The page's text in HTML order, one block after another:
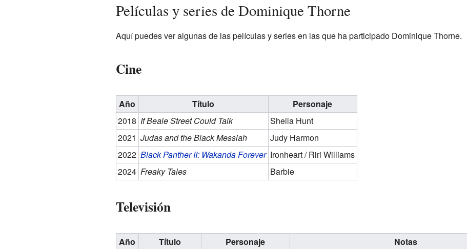
Películas y series de Dominique Thorne
Aquí puedes ver algunas de las películas y series en las que ha participado Dominique Thorne.
Cine
Año Título
Personaje
2018 If Beale Street Could Talk
Sheila Hunt
2021 Judas and the Black Messiah
Judy Harmon
2022 Black Panther II: Wakanda Forever Ironheart / Riri Williams
2024 Freaky Tales Barbie
Televisión
Año Título Personaje
Notas